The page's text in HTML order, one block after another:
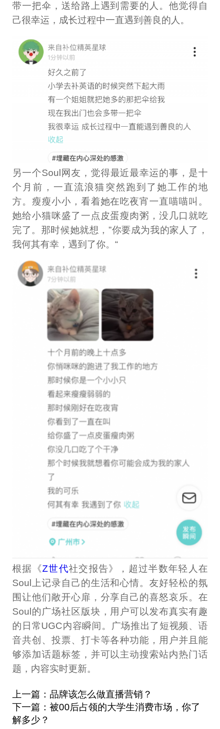
带一把伞，送给路上遇到需要的人。他觉得自
己很幸运，成长过程中一直遇到善良的人。
另一个Soul网友，觉得最近最幸运的事，是十
个月前，一直流浪猫突然跑到了她工作的地
方。瘦瘦小小，看着她在吃夜宵一直喵喵叫。
她给小猫咪盛了一点皮蛋瘦肉粥，没几口就吃
完了。那时候她就想，”你要成为我的家人了，
我何其有幸，遇到了你。“
根据《Z世代社交报告》，超过半数年轻人在
Soul上记录自己的生活和心情。友好轻松的氛
围让他们敞开心扉，分享自己的喜怒哀乐。在
Soul的广场社区版块，用户可以发布真实有趣
的日常UGC内容瞬间。广场推出了短视频、语
音共创、投票、打卡等各种功能，用户并且能
够添加话题标签，并可以主动搜索站内热门话
题，内容实时更新。
上一篇：品牌该怎么做直播营销？
下一篇：被00后占领的大学生消费市场，你了
解多少？